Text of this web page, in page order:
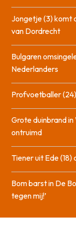
Jongetje (3) komt
van Dordrecht
Bulgaren
Nederlanders
Profvoetballer
Grote duinbrand
ontruimd
Tiener uit Ede
Bom barst in De
tegen mij!’